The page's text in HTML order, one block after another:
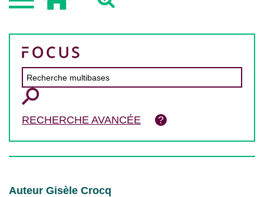
RECHERCHE AVANCÉE
Auteur Gisèle Crocq